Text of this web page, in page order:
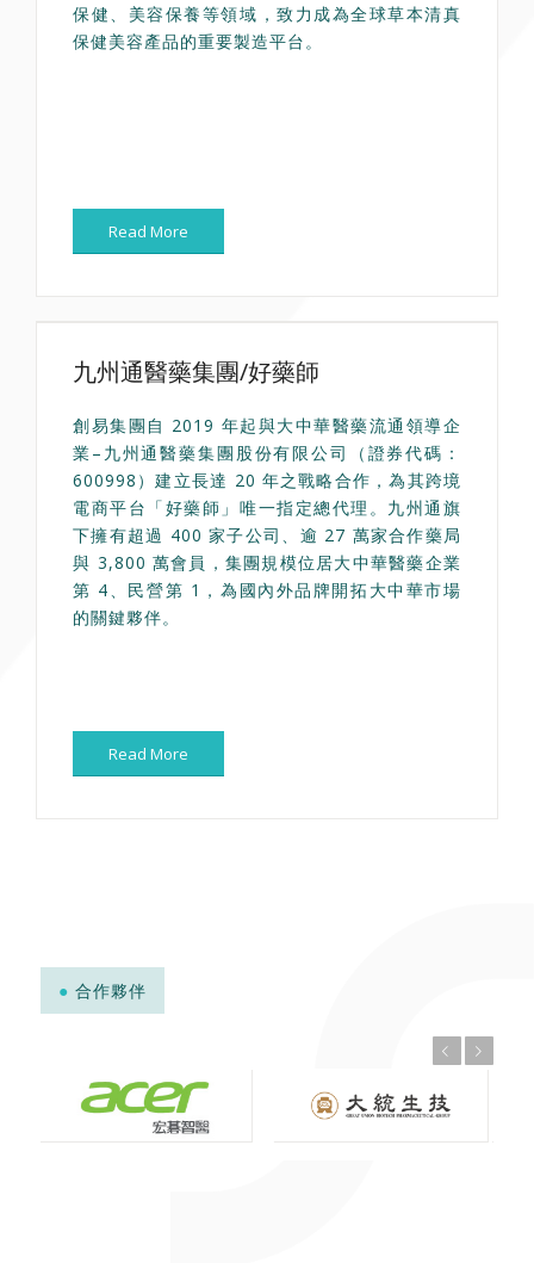
保健、美容保養等領域，致力成為全球草本清真
保健美容產品的重要製造平台。
Read More
九州通醫藥集團/好藥師
創易集團自 2019 年起與大中華醫藥流通領導企
業–九州通醫藥集團股份有限公司（證券代碼：
600998）建立長達 20 年之戰略合作，為其跨境
電商平台「好藥師」唯一指定總代理。九州通旗
下擁有超過 400 家子公司、逾 27 萬家合作藥局
與 3,800 萬會員，集團規模位居大中華醫藥企業
第 4、民營第 1，為國內外品牌開拓大中華市場
的關鍵夥伴。
Read More
● 合作夥伴